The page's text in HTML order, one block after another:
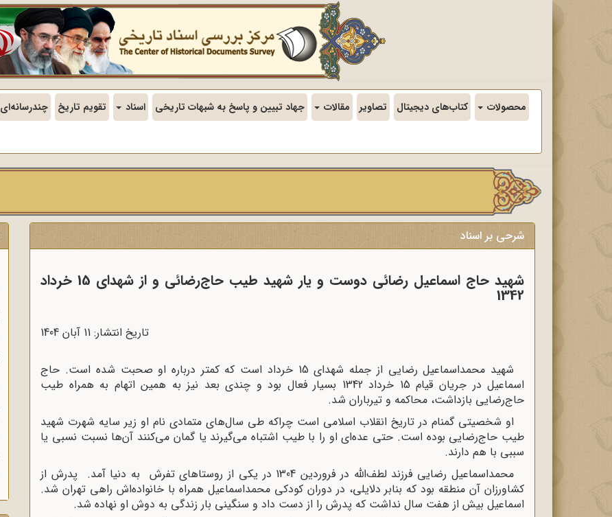
محصولات کتاب‌های دیجیتال تصاویر مقالات جهاد تبیین و پاسخ به شبهات تاریخی اسناد تقویم تاریخ چندرسانه‌ای
شرحی بر اسناد
شهید حاج اسماعیل رضائی دوست و یار شهید طیب حاج‌رضائی و از شهدای 15 خرداد
1342
تاریخ انتشار: 11 آبان 1404
شهید محمداسماعیل رضایی از جمله شهدای 15 خرداد است که کمتر درباره او صحبت شده است. حاج
اسماعیل در جریان قیام 15 خرداد 1342 بسیار فعال بود و چندی بعد نیز به همین اتهام به ‌همراه طیب
حاج‌رضایی بازداشت، محاکمه و تیرباران شد.
او شخصیتی گمنام در تاریخ انقلاب اسلامی است چراکه طی سال‌های متمادی نام او زیر سایه شهرت شهید
طیب حاج‌رضایی بوده است. حتی عده‌ای او را با طیب اشتباه می‌گیرند یا گمان می‌کنند آن‌ها نسبت نسبی یا
سببی با هم دارند.
محمداسماعیل رضایی فرزند لطف‌الله در فروردین 1304 در یکی از روستاهای تفرش به دنیا آمد. پدرش از
کشاورزان آن منطقه بود که بنابر دلایلی، در دوران کودکی محمداسماعیل همراه با خانواده‌اش راهی تهران شد.
اسماعیل بیش از هفت سال نداشت که پدرش را از دست داد و سنگینی بار زندگی به دوش او نهاده شد.